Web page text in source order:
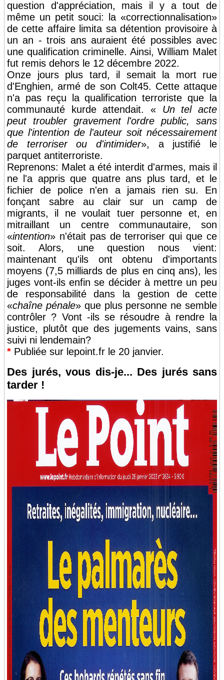
question d'appréciation, mais il y a tout de
même un petit souci: la «correctionnalisation»
de cette affaire limita sa détention provisoire à
un an - trois ans auraient été possibles avec
une qualification criminelle. Ainsi, William Malet
fut remis dehors le 12 décembre 2022.
Onze jours plus tard, il semait la mort rue
d'Enghien, armé de son Colt45. Cette attaque
n'a pas reçu la qualification terroriste que la
communauté kurde attendait. « Un tel acte
peut troubler gravement l'ordre public, sans
que l'intention de l'auteur soit nécessairement
de terroriser ou d'intimider», a justifié le
parquet antiterroriste.
Reprenons: Malet a été interdit d'armes, mais il
ne l'a appris que quatre ans plus tard, et le
fichier de police n'en a jamais rien su. En
fonçant sabre au clair sur un camp de
migrants, il ne voulait tuer personne et, en
mitraillant un centre communautaire, son
«intention» n'était pas de terroriser qui que ce
soit. Alors, une question nous vient:
maintenant qu'ils ont obtenu d'importants
moyens (7,5 milliards de plus en cinq ans), les
juges vont-ils enfin se décider à mettre un peu
de responsabilité dans la gestion de cette
«chaîne pénale» que plus personne ne semble
contrôler ? Vont -ils se résoudre à rendre la
justice, plutôt que des jugements vains, sans
suivi ni lendemain?
* Publiée sur lepoint.fr le 20 janvier.
Des jurés, vous dis-je... Des jurés sans
tarder !